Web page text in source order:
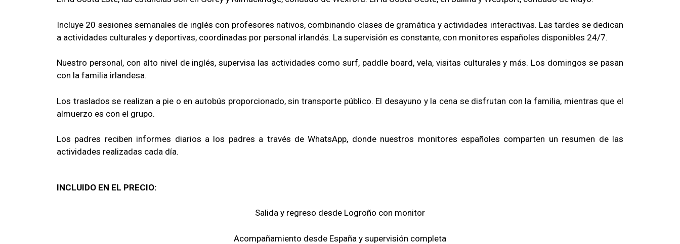
Incluye 20 sesiones semanales de inglés con profesores nativos, combinando clases de gramática y actividades interactivas. Las tardes se dedican
a actividades culturales y deportivas, coordinadas por personal irlandés. La supervisión es constante, con monitores españoles disponibles 24/7.
Nuestro personal, con alto nivel de inglés, supervisa las actividades como surf, paddle board, vela, visitas culturales y más. Los domingos se pasan
con la familia irlandesa.
Los traslados se realizan a pie o en autobús proporcionado, sin transporte público. El desayuno y la cena se disfrutan con la familia, mientras que el
almuerzo es con el grupo.
Los padres reciben informes diarios a los padres a través de WhatsApp, donde nuestros monitores españoles comparten un resumen de las
actividades realizadas cada día.
INCLUIDO EN EL PRECIO:
Salida y regreso desde Logroño con monitor
Acompañamiento desde España y supervisión completa